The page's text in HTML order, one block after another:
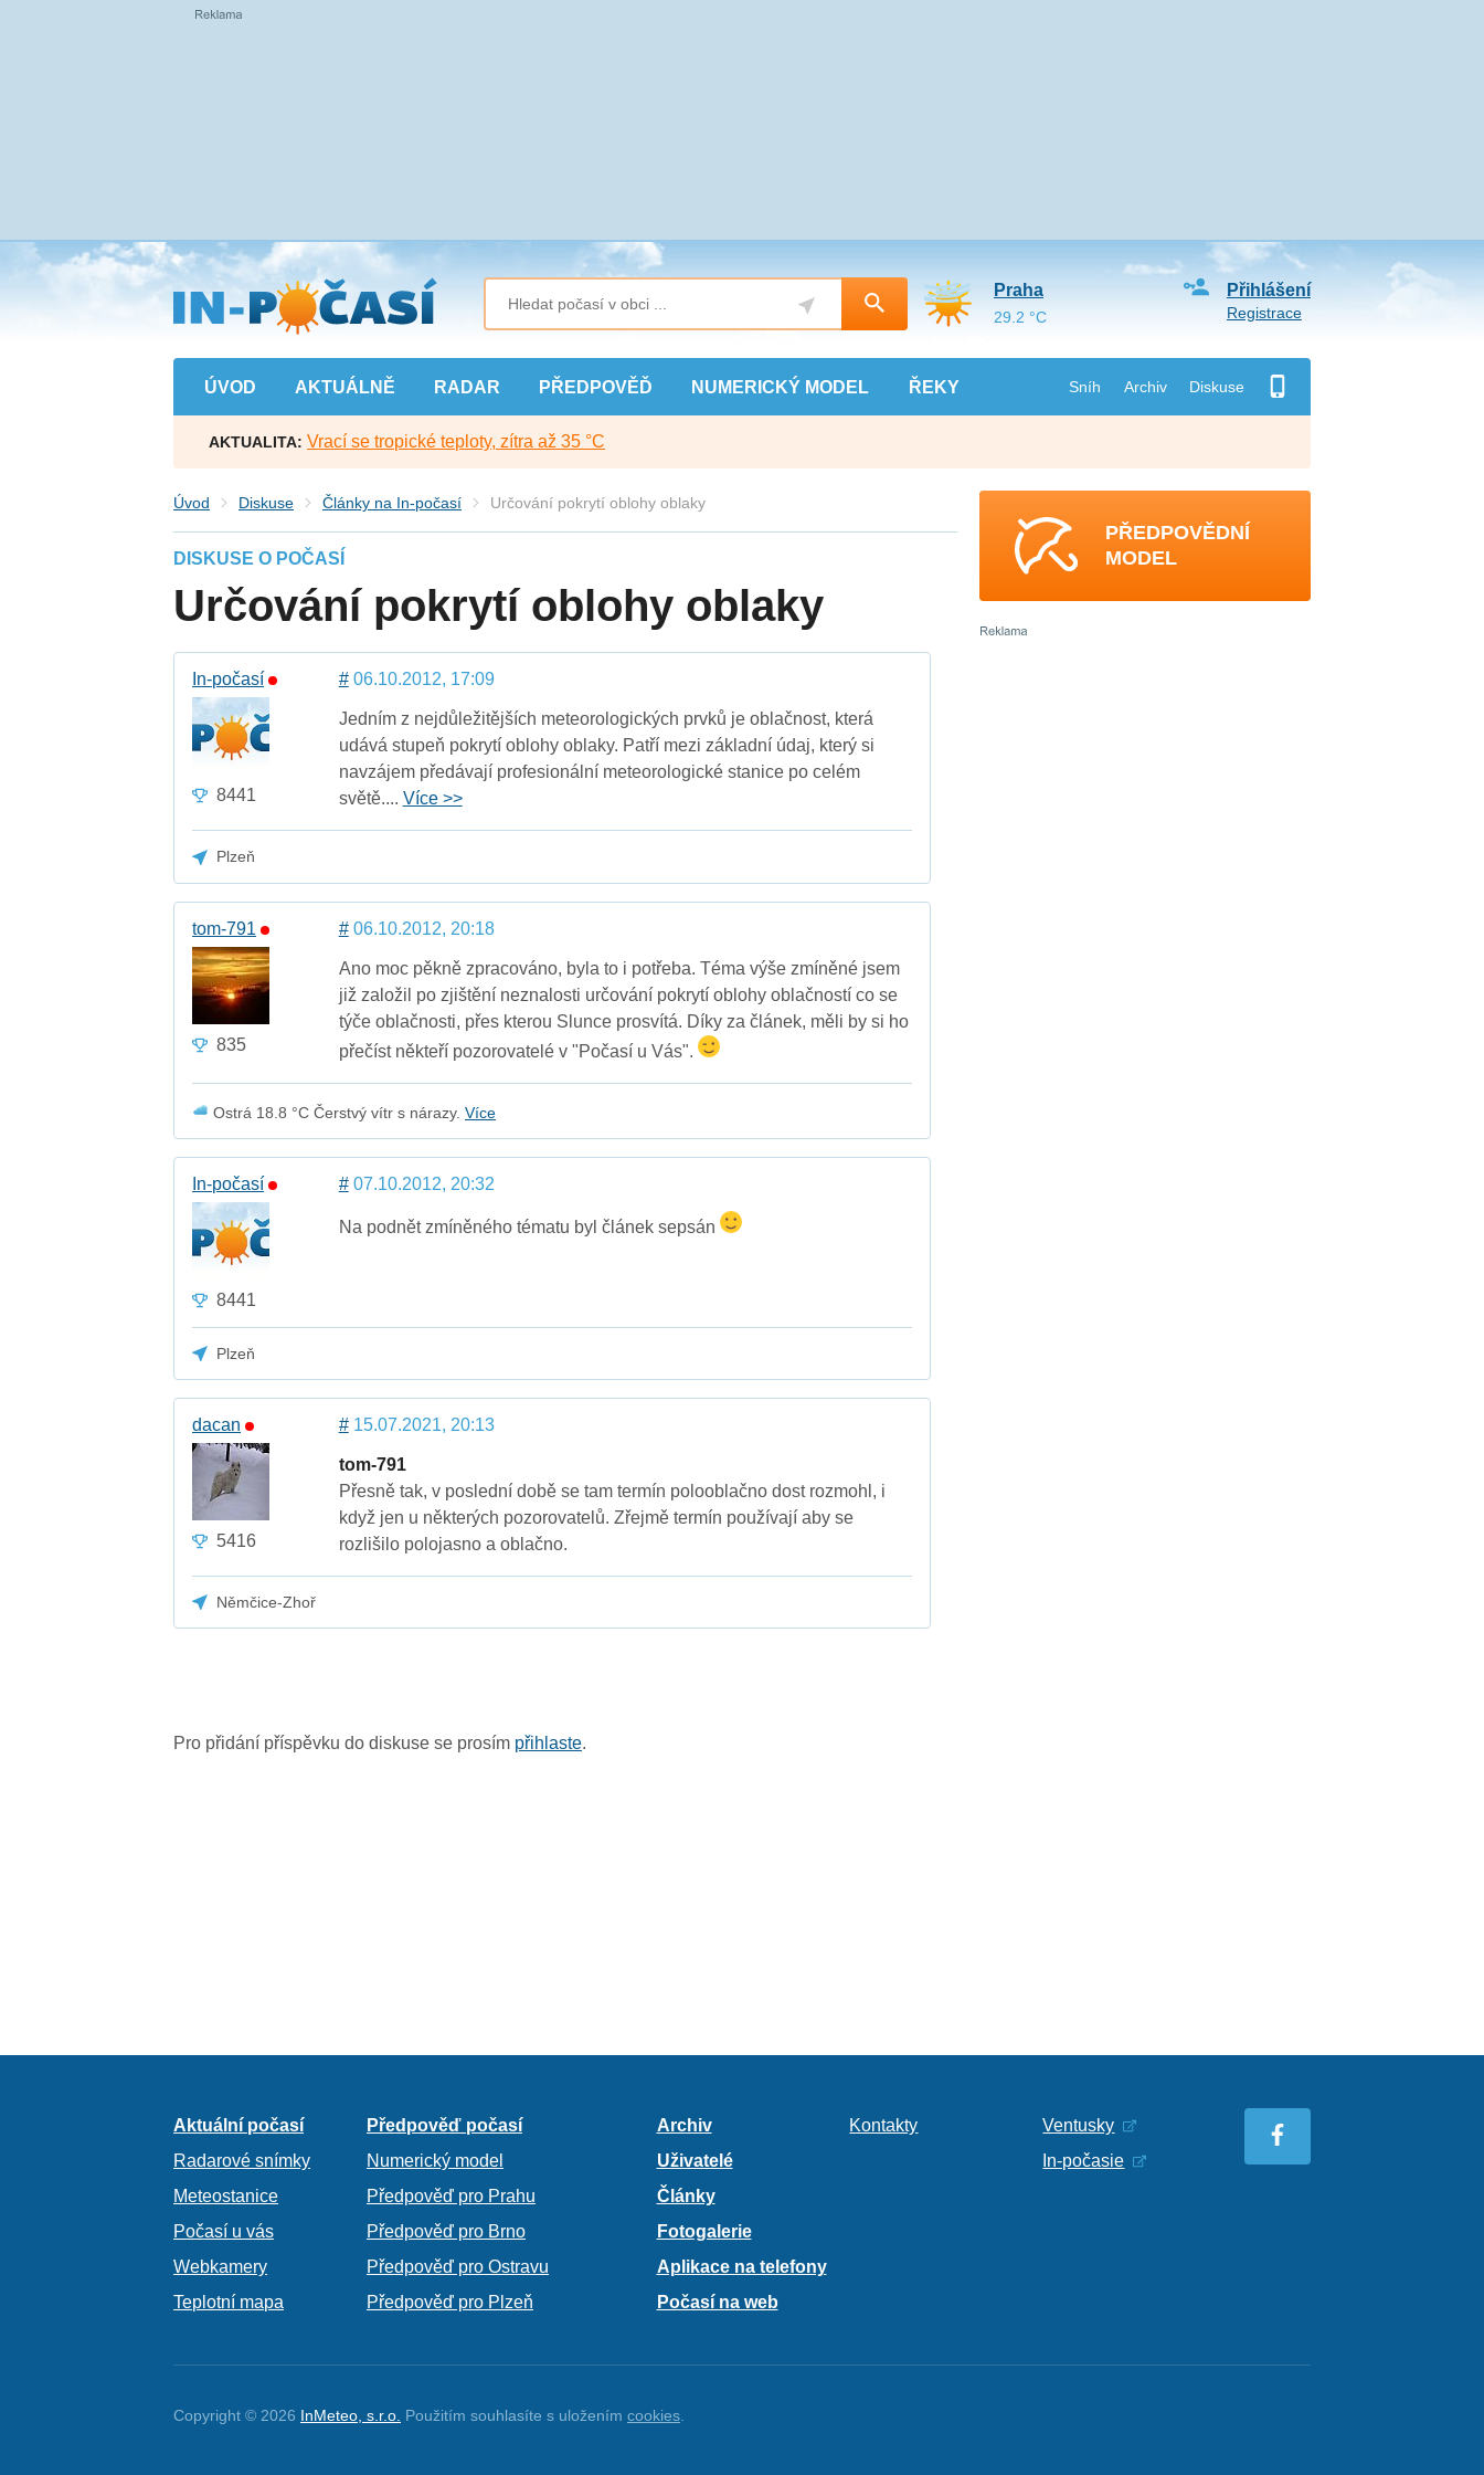
Přejít
na
hlavní
obsah
ÚVOD AKTUÁLNĚ RADAR PŘEDPOVĚĎ NUMERICKÝ MODEL ŘEKY Sníh Archiv Diskuse
Přihlášení
Registrace
Praha
29.2 °C
AKTUALITA: Vrací se tropické teploty, zítra až 35 °C
Úvod Diskuse Články na In-počasí Určování pokrytí oblohy oblaky
DISKUSE O POČASÍ
Určování pokrytí oblohy oblaky
In-počasí
8441
#06.10.2012, 17:09
Jedním z nejdůležitějších meteorologických prvků je oblačnost, která
udává stupeň pokrytí oblohy oblaky. Patří mezi základní údaj, který si
navzájem předávají profesionální meteorologické stanice po celém
světě.... Více >>
Plzeň
tom-791
835
#06.10.2012, 20:18
Ano moc pěkně zpracováno, byla to i potřeba. Téma výše zmíněné jsem
již založil po zjištění neznalosti určování pokrytí oblohy oblačností co se
týče oblačnosti, přes kterou Slunce prosvítá. Díky za článek, měli by si ho
přečíst někteří pozorovatelé v "Počasí u Vás".
Ostrá 18.8 °C Čerstvý vítr s nárazy.Více
In-počasí
8441
#07.10.2012, 20:32
Na podnět zmíněného tématu byl článek sepsán
Plzeň
dacan
5416
#15.07.2021, 20:13
tom-791
Přesně tak, v poslední době se tam termín polooblačno dost rozmohl, i
když jen u některých pozorovatelů. Zřejmě termín používají aby se
rozlišilo polojasno a oblačno.
Němčice-Zhoř
Pro přidání příspěvku do diskuse se prosím přihlaste.
PŘEDPOVĚDNÍ
MODEL
Aktuální počasí
Radarové snímky
Meteostanice
Počasí u vás
Webkamery
Teplotní mapa
Předpověď počasí
Numerický model
Předpověď pro Prahu
Předpověď pro Brno
Předpověď pro Ostravu
Předpověď pro Plzeň
Archiv
Uživatelé
Články
Fotogalerie
Aplikace na telefony
Počasí na web
Kontakty
Ventusky
In-počasie
Copyright © 2026 InMeteo, s.r.o. Použitím souhlasíte s uloženímcookies